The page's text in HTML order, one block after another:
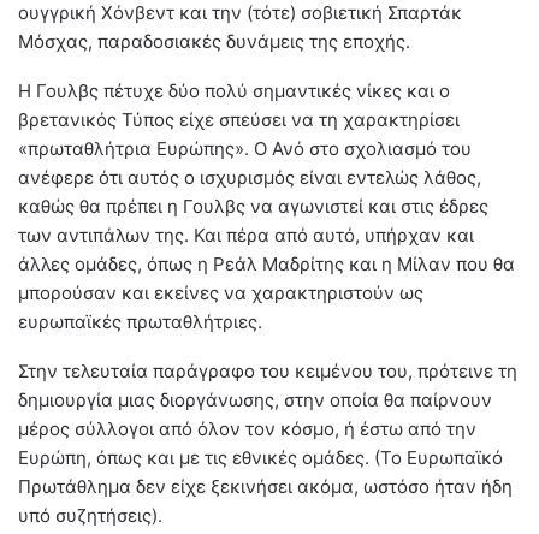
ουγγρική Χόνβεντ και την (τότε) σοβιετική Σπαρτάκ
Μόσχας, παραδοσιακές δυνάμεις της εποχής.
Η Γουλβς πέτυχε δύο πολύ σημαντικές νίκες και ο
βρετανικός Τύπος είχε σπεύσει να τη χαρακτηρίσει
«πρωταθλήτρια Ευρώπης». Ο Ανό στο σχολιασμό του
ανέφερε ότι αυτός ο ισχυρισμός είναι εντελώς λάθος,
καθώς θα πρέπει η Γουλβς να αγωνιστεί και στις έδρες
των αντιπάλων της. Και πέρα από αυτό, υπήρχαν και
άλλες ομάδες, όπως η Ρεάλ Μαδρίτης και η Μίλαν που θα
μπορούσαν και εκείνες να χαρακτηριστούν ως
ευρωπαϊκές πρωταθλήτριες.
Στην τελευταία παράγραφο του κειμένου του, πρότεινε τη
δημιουργία μιας διοργάνωσης, στην οποία θα παίρνουν
μέρος σύλλογοι από όλον τον κόσμο, ή έστω από την
Ευρώπη, όπως και με τις εθνικές ομάδες. (Το Ευρωπαϊκό
Πρωτάθλημα δεν είχε ξεκινήσει ακόμα, ωστόσο ήταν ήδη
υπό συζητήσεις).